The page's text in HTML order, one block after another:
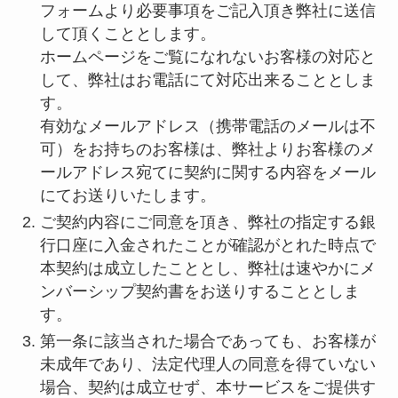
フォームより必要事項をご記入頂き弊社に送信
して頂くこととします。
ホームページをご覧になれないお客様の対応と
して、弊社はお電話にて対応出来ることとしま
す。
有効なメールアドレス（携帯電話のメールは不
可）をお持ちのお客様は、弊社よりお客様のメ
ールアドレス宛てに契約に関する内容をメール
にてお送りいたします。
ご契約内容にご同意を頂き、弊社の指定する銀
行口座に入金されたことが確認がとれた時点で
本契約は成立したこととし、弊社は速やかにメ
ンバーシップ契約書をお送りすることとしま
す。
第一条に該当された場合であっても、お客様が
未成年であり、法定代理人の同意を得ていない
場合、契約は成立せず、本サービスをご提供す